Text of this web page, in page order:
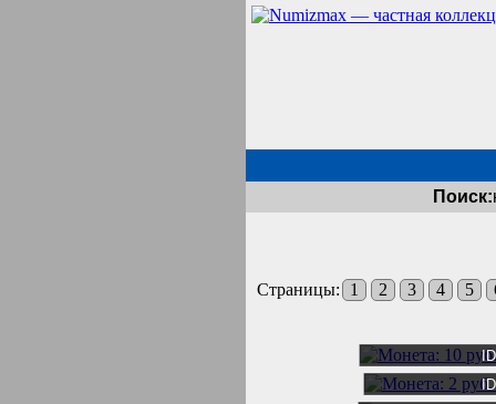
Поиск:
Страницы: 1 2 3 4 5
ID